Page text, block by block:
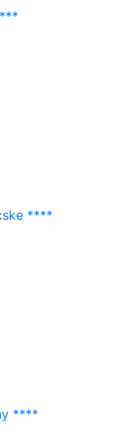
****
****